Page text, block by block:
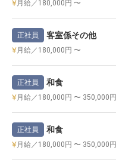
月給／180,000円 〜
正社員 客室係その他
月給／180,000円 〜
正社員 和食
月給／180,000円 〜 350,000円
正社員 和食
月給／180,000円 〜 350,000円